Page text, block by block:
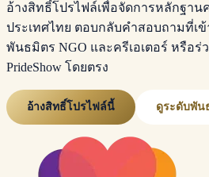
อ้างสิทธิ์โปรไฟล์เพื่อจัดการหลักฐา
ประเทศไทย ตอบกลับคำสอบถามที่เ
พันธมิตร NGO และครีเอเตอร์ หรือ
PrideShow โดยตรง
อ้างสิทธิ์โปรไฟล์นี้ ดูระดับพัน